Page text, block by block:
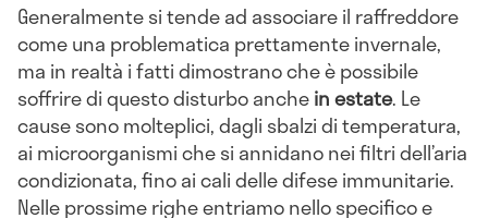
Generalmente si tende ad associare il raffreddore
come una problematica prettamente invernale,
ma in realtà i fatti dimostrano che è possibile
soffrire di questo disturbo anchein estate. Le
cause sono molteplici, dagli sbalzi di temperatura,
ai microorganismi che si annidano nei filtri dell’aria
condizionata, fino ai cali delle difese immunitarie.
Nelle prossime righe entriamo nello specifico e